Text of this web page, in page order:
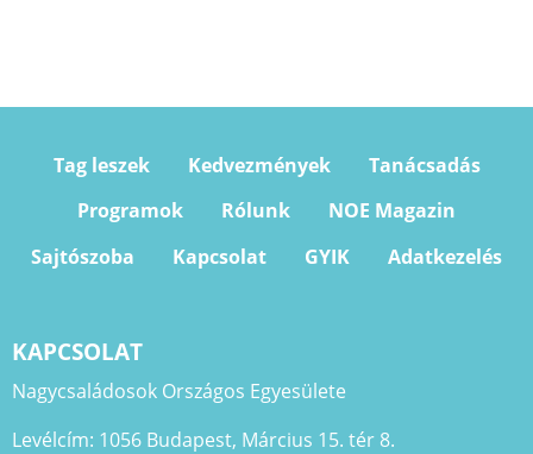
Tag leszek Kedvezmények
Tanácsadás
Programok
Rólunk
NOE Magazin
Sajtószoba
Kapcsolat GYIK Adatkezelés
KAPCSOLAT
Nagycsaládosok Országos Egyesülete
Levélcím: 1056 Budapest, Március 15. tér 8.